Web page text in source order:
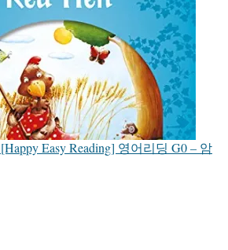
Easy Reading] 영어리딩 G0 – 암